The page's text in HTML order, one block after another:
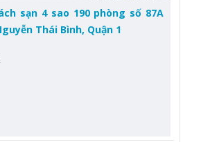
sạn 4 sao 190 phòng số 87A
Thái Bình, Quận 1